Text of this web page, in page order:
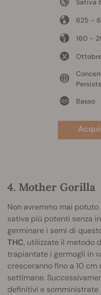
Sativa
625 -
160 -
Basso
4. Mother Gorilla
Non avremmo mai
sativa più potenti senza
germinare i semi di
THC, utilizzate il metodo
trapiantate i germogli in
cresceranno fino a 10
settimane.
definitivi e